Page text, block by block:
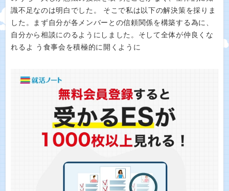
識不足なのは明白でした。 そこで私は以下の解決策を採りま
した。まず自分が各メンバーとの信頼関係を構築する為に、
自分から相談にのるようにしました。そして全体が仲良くな
れるよ う食事会を積極的に開くように